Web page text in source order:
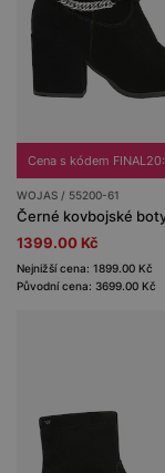
Cena s kódem FINAL20:
WOJAS / 55200-61
1399.00 Kč
Nejnižší cena: 1899.00 Kč
Původní cena: 3699.00 Kč